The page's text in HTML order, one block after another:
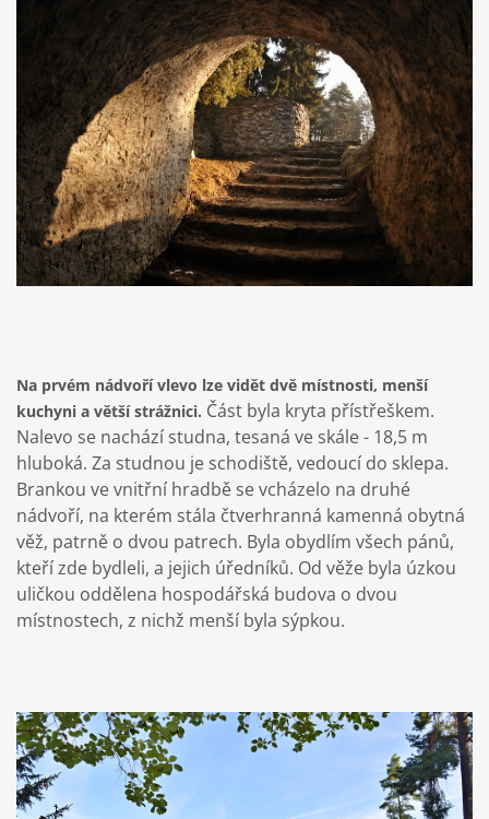
Na prvém nádvoří vlevo lze vidět dvě místnosti, menší
kuchyni a větší strážnici. Část byla kryta přístřeškem.
Nalevo se nachází studna, tesaná ve skále - 18,5 m
hluboká. Za studnou je schodiště, vedoucí do sklepa.
Brankou ve vnitřní hradbě se vcházelo na druhé
nádvoří, na kterém stála čtverhranná kamenná obytná
věž, patrně o dvou patrech. Byla obydlím všech pánů,
kteří zde bydleli, a jejich úředníků. Od věže byla úzkou
uličkou oddělena hospodářská budova o dvou
místnostech, z nichž menší byla sýpkou.